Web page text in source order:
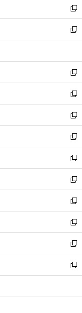
く
で
開
く
ド
ウ
で
開
ィ
ン
ド
ウ
開
く
い
ウ
ィ
ン
ウ
で
開
く
新
し
い
ウ
ン
ド
ウ
で
開
く
新
し
ウ
ィ
ン
ド
ウ
で
開
く
新
し
い
ウ
ィ
ン
ド
ウ
で
開
く
新
し
い
ウ
ィ
ン
ド
ウ
で
開
く
新
し
い
ウ
ィ
ン
ド
ウ
で
開
く
新
し
い
ウ
ィ
ン
ド
ウ
で
開
く
新
し
い
ウ
ィ
ン
ド
ウ
で
開
く
新
し
い
ウ
ィ
ン
ド
ウ
で
開
新
し
い
ウ
ィ
ン
ド
ウ
開
新
し
い
ウ
ィ
ン
ウ
新
し
い
ウ
ン
新
し
ウ